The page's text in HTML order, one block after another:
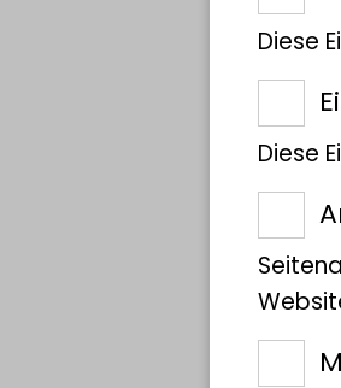
In der
und die
mit
Die
Diese
Diese